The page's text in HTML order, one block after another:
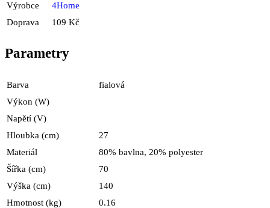
Výrobce
4Home
Doprava
109 Kč
Parametry
Barva
fialová
Výkon (W)
Napětí (V)
Hloubka (cm)
27
Materiál
80% bavlna, 20% polyester
Šířka (cm)
70
Výška (cm)
140
Hmotnost (kg)
0.16